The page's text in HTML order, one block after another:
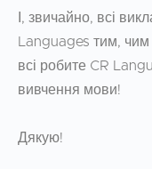
І, звичайно, всі
Languages тим, чим
всі робите CR
вивчення мови!
Дякую!